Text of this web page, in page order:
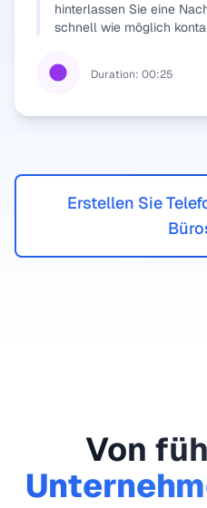
hinterlassen Sie eine
schnell wie möglich
Duration: 00:25
Erstellen Sie
Von